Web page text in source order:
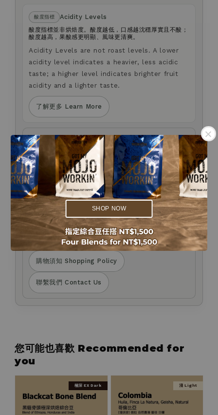
.
.
SHOP NOW
酸度指標
Acidity Levels
酸度指標並非烘焙度。酸度越低，口感越沈穩厚實且不酸；
酸度越高，果酸感更明顯、風味更清爽。
Acidity Levels are not roast levels. A lower
acidity level indicates a heavier, less acidic
taste; a higher level indicates brighter fruit
acidity and a lighter taste.
了解更多 Learn More
防詐騙提醒
Anti-fraud Notice
我們不會以電話或簡訊方式通知您變更付款方式。
如您對商品選購，或有任何疑問，歡迎透過官網右下角
Live Chat 留言與我們聯繫。
We will never contact you by phone or SMS
to request changes to your payment method.
If you have any questions about product
selection or need assistance, please leave us
a message via the Live Chat at the bottom
right corner of our website.
購物須知 Shopping Policy
聯繫我們 Contact Us
您可能也喜歡 Recommended for
you
極深 EX Dark 淺 Light